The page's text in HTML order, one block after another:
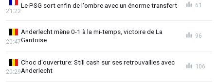
Le PSG sort enfin de l'ombre avec un énorme transfert
21:22
61
Anderlecht mène 0-1 à la mi-temps, victoire de La
Gantoise
20:47
96
Choc d'ouverture: Still cash sur ses retrouvailles avec
Anderlecht
20:29
106